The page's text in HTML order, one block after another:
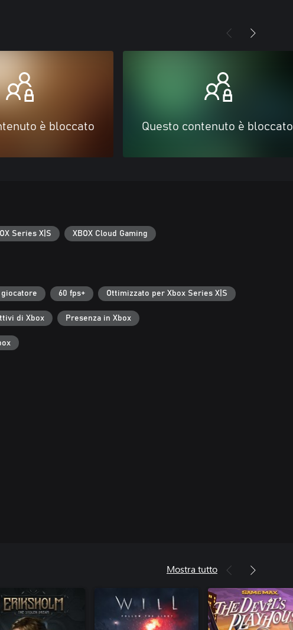
è bloccato Questo contenuto è bloccato
Series X|S XBOX Cloud Gaming
60 fps+ Ottimizzato per Xbox Series X|S
di Xbox Presenza in Xbox
Mostra tutto